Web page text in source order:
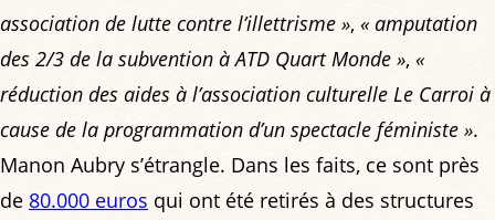
association de lutte contre l’illettrisme », « amputation
des 2/3 de la subvention à ATD Quart Monde », «
réduction des aides à l’association culturelle Le Carroi à
cause de la programmation d’un spectacle féministe ».
Manon Aubry s’étrangle. Dans les faits, ce sont près
de 80.000 euros qui ont été retirés à des structures